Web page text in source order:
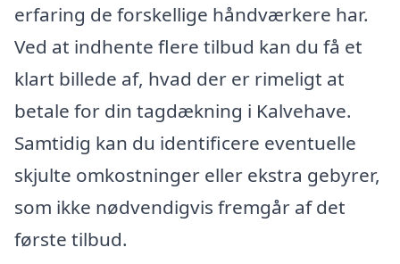
erfaring de forskellige håndværkere har.
Ved at indhente flere tilbud kan du få et
klart billede af, hvad der er rimeligt at
betale for din tagdækning i Kalvehave.
Samtidig kan du identificere eventuelle
skjulte omkostninger eller ekstra gebyrer,
som ikke nødvendigvis fremgår af det
første tilbud.